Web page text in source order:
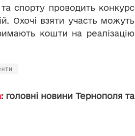
спорту проводить конкурс
Охочі взяти участь можуть
кошти на реалізацію
: головні новини Тернополя та